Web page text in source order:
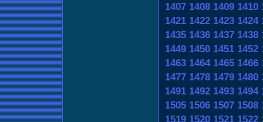
1407 1408 1409 1410
1421 1422 1423 1424
1435 1436 1437 1438
1449 1450 1451 1452
1463 1464 1465 1466
1477 1478 1479 1480
1491 1492 1493 1494
1505 1506 1507 1508
1519 1520 1521 1522